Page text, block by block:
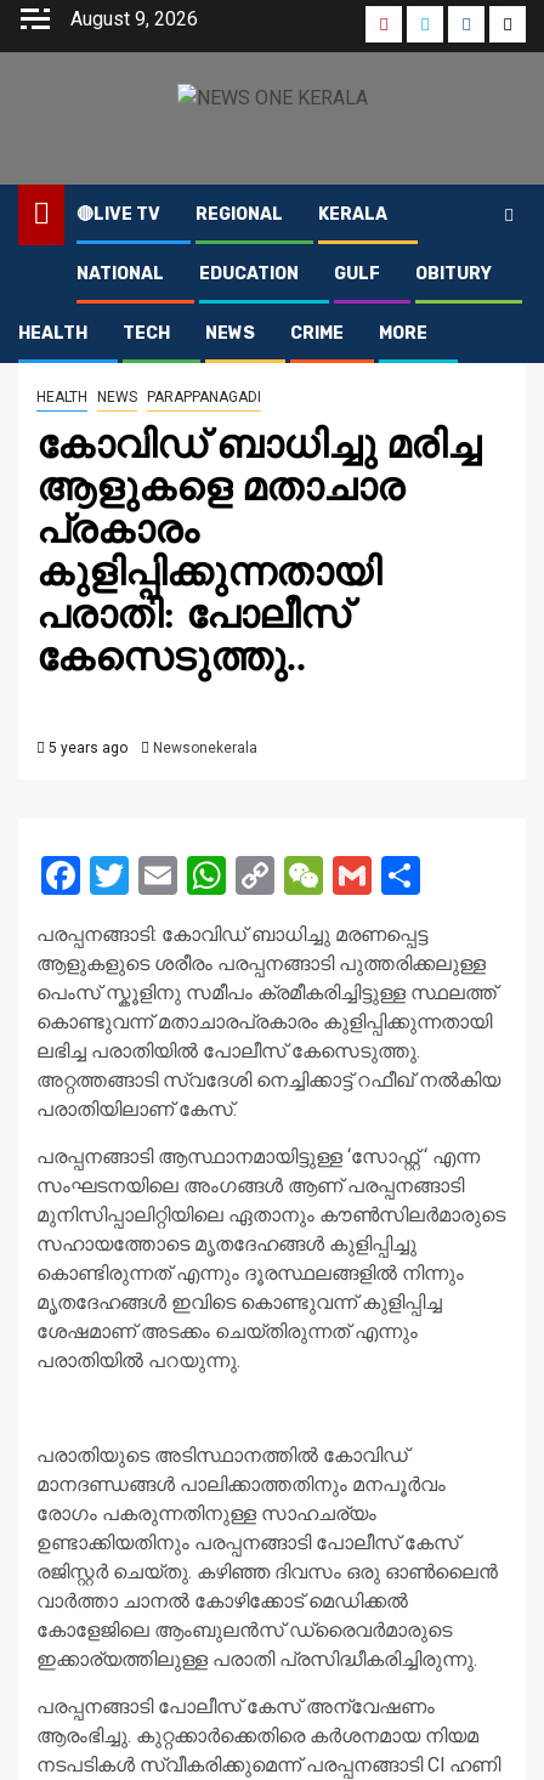
Skip
August 9, 2026 YoutubeInstagramFacebook
🔴LIVE TV REGIONAL KERALA
NATIONAL EDUCATION GULF OBITURY
HEALTH TECH NEWS CRIME MORE
2021 May
12
കോവിഡ് ബാധിച്ചു മരിച്ച ആളുകളെ മതാചാര പ്രകാരം
കുളിപ്പിക്കുന്നതായി പരാതി: പോലീസ് കേസെടുത്തു..
HEALTH NEWS PARAPPANAGADI
കോവിഡ് ബാധിച്ചു മരിച്ച
ആളുകളെ മതാചാര
പ്രകാരം
കുളിപ്പിക്കുന്നതായി
പരാതി: പോലീസ്
കേസെടുത്തു..
5 years ago Newsonekerala
Facebook
Twitter
EmailWhatsApp
Copy
Link
WeChat
Gmail
പരപ്പനങ്ങാടി: കോവിഡ് ബാധിച്ചു മരണപ്പെട്ട
ആളുകളുടെ ശരീരം പരപ്പനങ്ങാടി പുത്തരിക്കലുള്ള
പെംസ് സ്കൂളിനു സമീപം ക്രമീകരിച്ചിട്ടുള്ള സ്ഥലത്ത്
കൊണ്ടുവന്ന് മതാചാരപ്രകാരം കുളിപ്പിക്കുന്നതായി
ലഭിച്ച പരാതിയിൽ പോലീസ് കേസെടുത്തു.
അറ്റത്തങ്ങാടി സ്വദേശി നെച്ചിക്കാട്ട് റഫീഖ് നൽകിയ
പരാതിയിലാണ് കേസ്.
പരപ്പനങ്ങാടി ആസ്ഥാനമായിട്ടുള്ള ‘സോഫ്റ്റ് ‘ എന്ന
സംഘടനയിലെ അംഗങ്ങൾ ആണ് പരപ്പനങ്ങാടി
മുനിസിപ്പാലിറ്റിയിലെ ഏതാനും കൗൺസിലർമാരുടെ
സഹായത്തോടെ മൃതദേഹങ്ങൾ കുളിപ്പിച്ചു
കൊണ്ടിരുന്നത് എന്നും ദൂരസ്ഥലങ്ങളിൽ നിന്നും
മൃതദേഹങ്ങൾ ഇവിടെ കൊണ്ടുവന്ന് കുളിപ്പിച്ച
ശേഷമാണ് അടക്കം ചെയ്തിരുന്നത് എന്നും
പരാതിയിൽ പറയുന്നു.
പരാതിയുടെ അടിസ്ഥാനത്തിൽ കോവിഡ്
മാനദണ്ഡങ്ങൾ പാലിക്കാത്തതിനും മനപൂർവം
രോഗം പകരുന്നതിനുള്ള സാഹചര്യം
ഉണ്ടാക്കിയതിനും പരപ്പനങ്ങാടി പോലീസ് കേസ്
രജിസ്റ്റർ ചെയ്തു. കഴിഞ്ഞ ദിവസം ഒരു ഓൺലൈൻ
വാർത്താ ചാനൽ കോഴിക്കോട് മെഡിക്കൽ
കോളേജിലെ ആംബുലൻസ് ഡ്രൈവർമാരുടെ
ഇക്കാര്യത്തിലുള്ള പരാതി പ്രസിദ്ധീകരിച്ചിരുന്നു.
പരപ്പനങ്ങാടി പോലീസ് കേസ് അന്വേഷണം
ആരംഭിച്ചു. കുറ്റക്കാർക്കെതിരെ കർശനമായ നിയമ
നടപടികൾ സ്വീകരിക്കുമെന്ന് പരപ്പനങ്ങാടി Cl ഹണി